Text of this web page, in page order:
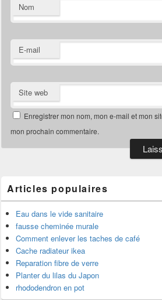
Nom
E-mail
Site web
Enregistrer mon nom, mon e-mail et mon
mon prochain commentaire.
Articles populaires
Eau dans le vide sanitaire
fausse cheminée murale
Comment enlever les taches de café
Cache radiateur ikea
Reparation fibre de verre
Planter du lilas du Japon
rhododendron en pot